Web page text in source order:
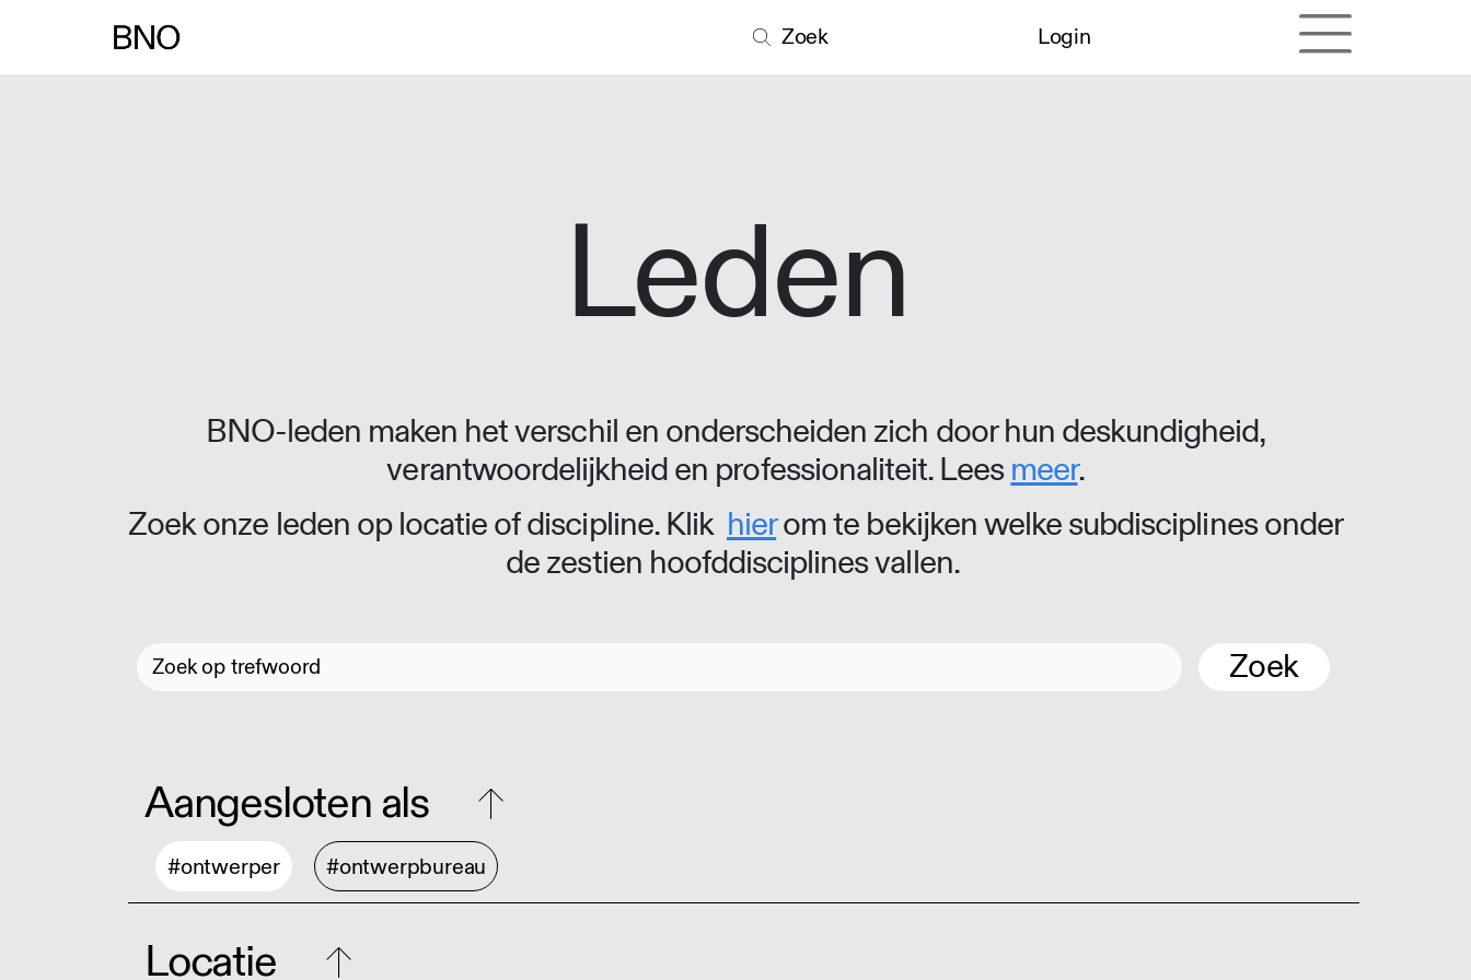
Zoek Login
Leden
BNO-leden maken het verschil en onderscheiden zich door hun deskundigheid,
verantwoordelijkheid en professionaliteit. Leesmeer.
Zoek onze leden op locatie of discipline. Klik hierom te bekijken welke subdisciplines onder
de zestien hoofddisciplines vallen.
Zoek
Aangesloten als
#ontwerper #ontwerpbureau
Locatie